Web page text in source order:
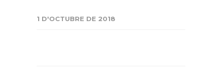
1 D'OCTUBRE DE 2018